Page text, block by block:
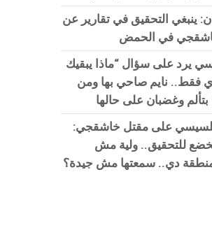
ينبغي التحقيق في تقارير عن
في الحمض
يرد على سؤال “ماذا يبقيك
فقط.. نايم صاحي بها ومن
للسيسي على مقتل خاشقجي:
للتحقيق.. ولية مش
دي.. سمعتها مش جيدة؟